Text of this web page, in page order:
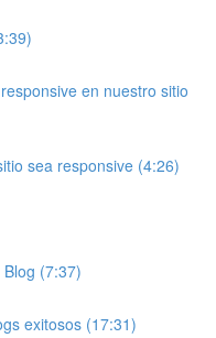
en nuestro sitio
sea responsive (4:26)
(7:37)
exitosos (17:31)